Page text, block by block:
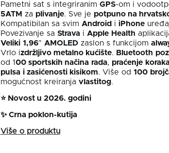
Pametni sat s integriranim GPS-om i
5ATM za plivanje. Sve je potpuno na
Kompatibilan sa svim Android i iPhone
Povezivanje sa Stravai Apple Health
Veliki 1,96″ AMOLEDzaslon s funkcijom
Vrlo izdržljivo metalno kućište. Bluetooth
od 100 sportskih načina rada, praćenje
pulsa i zasićenosti kisikom. Više od 100
mogućnost kreiranja vlastitog.
⭐ Novost u 2026. godini
✨ Crna poklon-kutija